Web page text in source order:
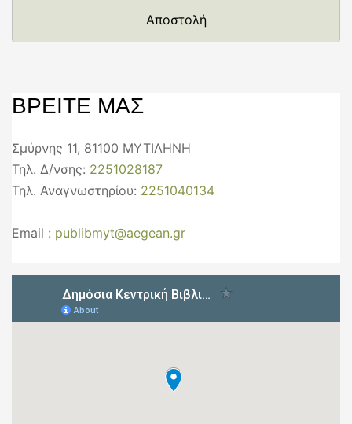
Αποστολή
ΒΡΕΙΤΕ ΜΑΣ
Σμύρνης 11, 81100 ΜΥΤΙΛΗΝΗ
Τηλ. Δ/νσης: 2251028187
Τηλ. Αναγνωστηρίου: 2251040134
Email : publibmyt@aegean.gr